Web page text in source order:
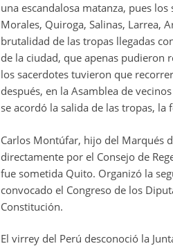
una escandalosa matanza, pues
Morales, Quiroga, Salinas, Larrea,
brutalidad de las tropas llegadas
de la ciudad, que apenas pudieron
los sacerdotes tuvieron que
después, en la Asamblea de
se acordó la salida de las tropas,
Carlos Montúfar, hijo del Marqués
directamente por el Consejo de
fue sometida Quito. Organizó la
convocado el Congreso de los
Constitución.
El virrey del Perú desconoció la